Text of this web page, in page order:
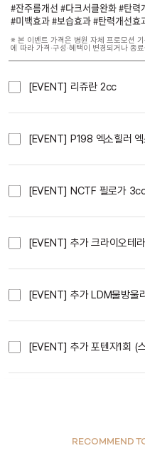
#잔주름개선 #다크서클완화 #탄력
#미백효과 #보습효과 #탄력개선효
※ 본 이벤트 가격은 병원 자체 프로모션
에 따라 가격·구성·혜택이 변경되거나 종
[EVENT] 리쥬란 2cc
[EVENT] P198 엑소힐러
[EVENT] NCTF 필로가
[EVENT] 추가 크라이오테
[EVENT] 추가 LDM물방울
[EVENT] 추가 포텐자1회 (
RECOMMEND